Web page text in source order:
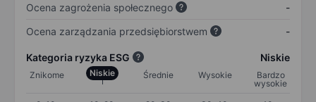
Ocena zagrożenia społecznego
-
Ocena zarządzania przedsiębiorstwem
-
Kategoria ryzyka ESG Niskie
Znikome Niskie Średnie Wysokie
Bardzo
wysokie